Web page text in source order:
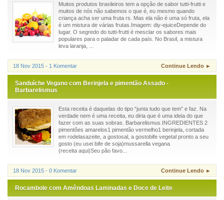
Muitos produtos brasileiros tem a opção de sabor tutti-frutti e
muitos de nós não sabemos o que é, eu mesmo quando
criança acha ser uma fruta rs. Mas ela não é uma só fruta, ela
é um mistura de várias frutas.Imagem: diy-ejuiceDepende do
lugar. O segredo do tutti-frutti é mesclar os sabores mais
populares para o paladar de cada país. No Brasil, a mistura
leva laranja, ...
18 Nov 2015 - 1 Komentar Continue Lendo ►
Sanduíche Vegano com Berinjela e pimentão Assado -
Barbarelismus
Esta receita é daquelas do tipo “junta tudo que tem” e faz. Na
verdade nem é uma receita, eu diria que é uma ideia do que
fazer com as suas sobras. Barbarelismus.INGREDIENTES 2
pimentões amarelos1 pimentão vermelho1 berinjela, cortada
em rodelasazeite, a gostosal, a gostobife vegetal pronto a seu
gosto (eu usei bife de soja)mussarella vegana
(receita aqui)Seu pão favo...
18 Nov 2015 - 0 Komentar Continue Lendo ►
Rocambole com Amêndoas Laminadas e Doce de Leite